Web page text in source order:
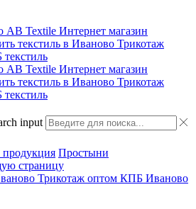
input
Простыни
страницу